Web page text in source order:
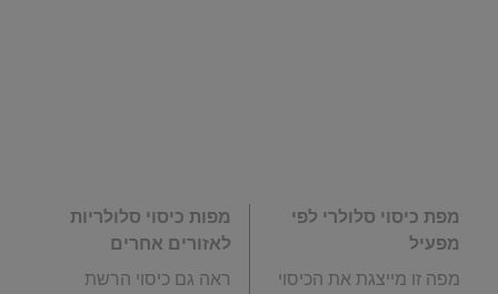
מפת כיסוי סלולרי לפי
מפעיל
מפה זו מייצגת את הכיסוי
מפות כיסוי סלולריות
לאזורים אחרים
ראה גם כיסוי הרשת